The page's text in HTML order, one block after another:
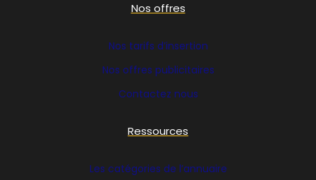
Nos offres
Nos tarifs d’insertion
Nos offres publicitaires
Contactez nous
Ressources
Les catégories de l’annuaire